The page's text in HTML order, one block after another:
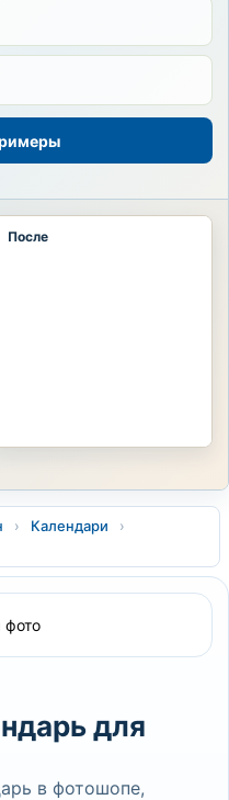
После
› Календари
›
для
в фотошопе,